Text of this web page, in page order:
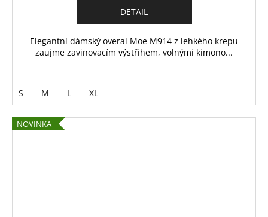
DETAIL
Elegantní dámský overal Moe M914 z lehkého krepu
zaujme zavinovacím výstřihem, volnými kimono...
S M L XL
NOVINKA